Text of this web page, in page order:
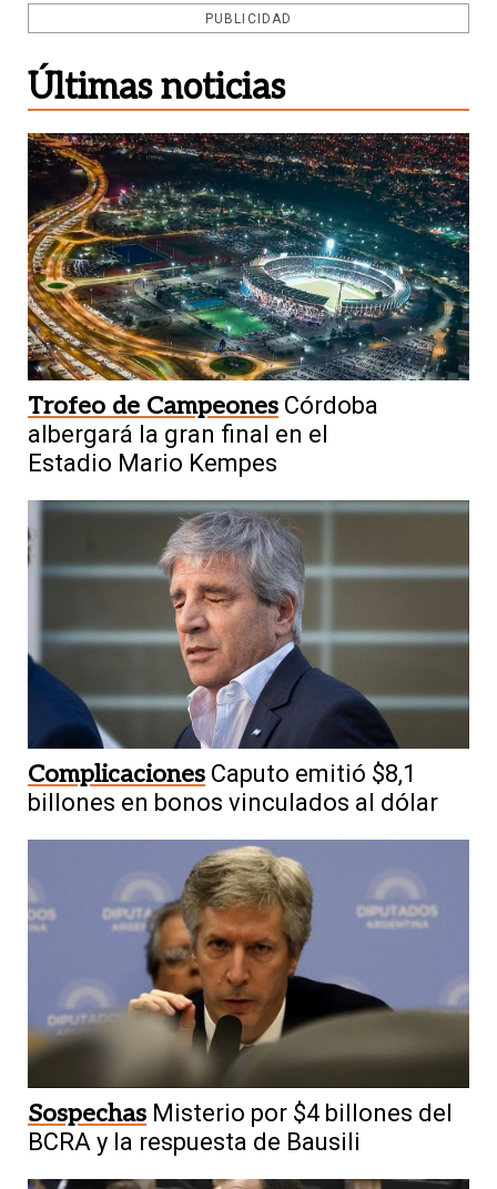
PUBLICIDAD
Últimas noticias
Trofeo de Campeones Córdoba
albergará la gran final en el
Estadio Mario Kempes
Complicaciones Caputo emitió $8,1
billones en bonos vinculados al dólar
Sospechas Misterio por $4 billones del
BCRA y la respuesta de Bausili